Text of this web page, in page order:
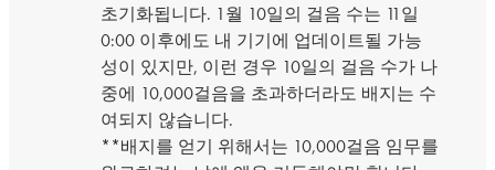
초기화됩니다. 1월 10일의 걸음 수는 11일
0:00 이후에도 내 기기에 업데이트될 가능
성이 있지만, 이런 경우 10일의 걸음 수가 나
중에 10,000걸음을 초과하더라도 배지는 수
여되지 않습니다.
**배지를 얻기 위해서는 10,000걸음 임무를